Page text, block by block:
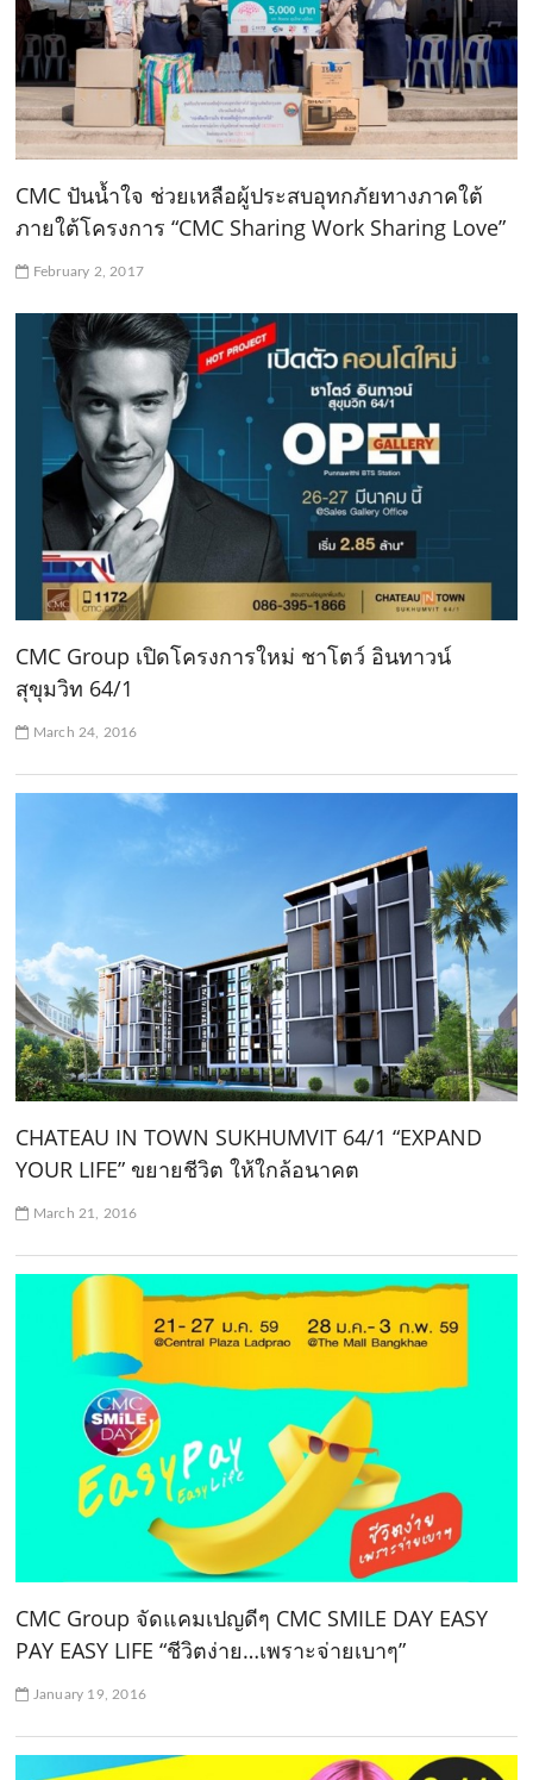
CMC ปันน้ำใจ ช่วยเหลือผู้ประสบอุทกภัยทางภาคใต้
ภายใต้โครงการ “CMC Sharing Work Sharing Love”
February 2, 2017
CMC Group เปิดโครงการใหม่ ชาโตว์ อินทาวน์
สุขุมวิท 64/1
March 24, 2016
CHATEAU IN TOWN SUKHUMVIT 64/1 “EXPAND
YOUR LIFE” ขยายชีวิต ให้ใกล้อนาคต
March 21, 2016
CMC Group จัดแคมเปญดีๆ CMC SMILE DAY EASY
PAY EASY LIFE “ชีวิตง่าย…เพราะจ่ายเบาๆ”
January 19, 2016